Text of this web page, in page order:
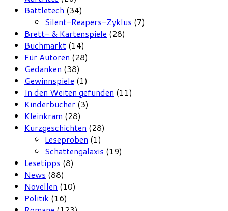
Battletech (34)
Silent-Reapers-Zyklus (7)
Brett- & Kartenspiele (28)
Buchmarkt (14)
Für Autoren (28)
Gedanken (38)
Gewinnspiele (1)
In den Weiten gefunden (11)
Kinderbücher (3)
Kleinkram (28)
Kurzgeschichten (28)
Leseproben (1)
Schattengalaxis (19)
Lesetipps (8)
News (88)
Novellen (10)
Politik (16)